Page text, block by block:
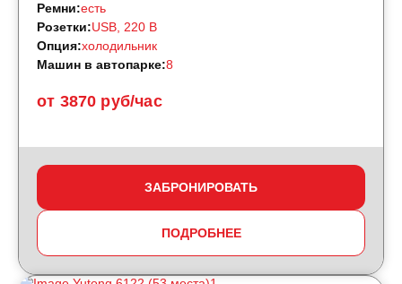
от 3870 руб/час
Ремни:есть
Розетки:USB, 220 B
Опция:холодильник
Машин в автопарке:8
ЗАБРОНИРОВАТЬ
ПОДРОБНЕЕ